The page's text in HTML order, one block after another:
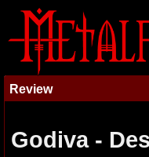
Review
Godiva -